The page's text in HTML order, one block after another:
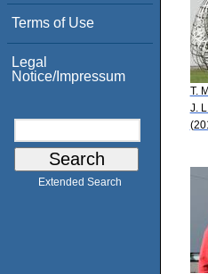
Terms of Use
Legal
Notice/Impressum
Extended Search
T.
J.